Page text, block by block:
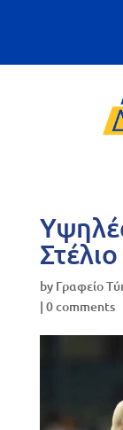
by Γραφείο
| 0 comments